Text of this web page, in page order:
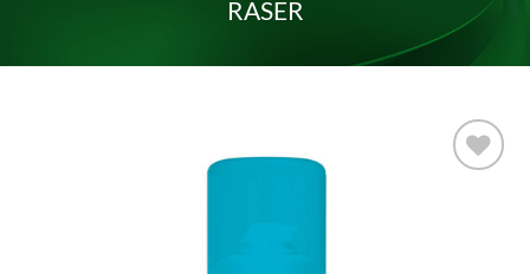
RASER